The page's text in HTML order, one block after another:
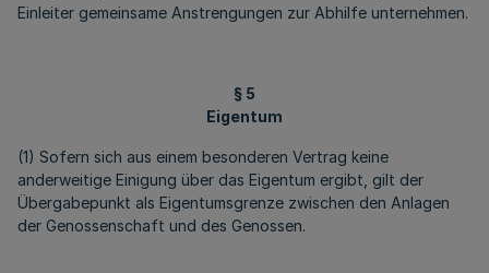
Einleiter gemeinsame Anstrengungen zur Abhilfe unternehmen.
§ 5
Eigentum
(1) Sofern sich aus einem besonderen Vertrag keine
anderweitige Einigung über das Eigentum ergibt, gilt der
Übergabepunkt als Eigentumsgrenze zwischen den Anlagen
der Genossenschaft und des Genossen.